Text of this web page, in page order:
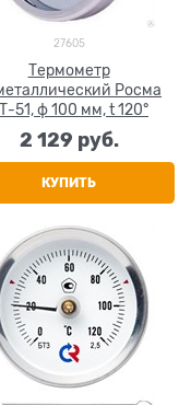
27605
Термометр
Росма
51, ф 100 мм, t 120°
2 129 руб.
КУПИТЬ